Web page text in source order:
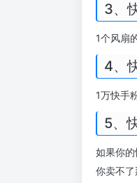
3、
1个风扇
4、
1万快手
5、
如果你
你卖不了